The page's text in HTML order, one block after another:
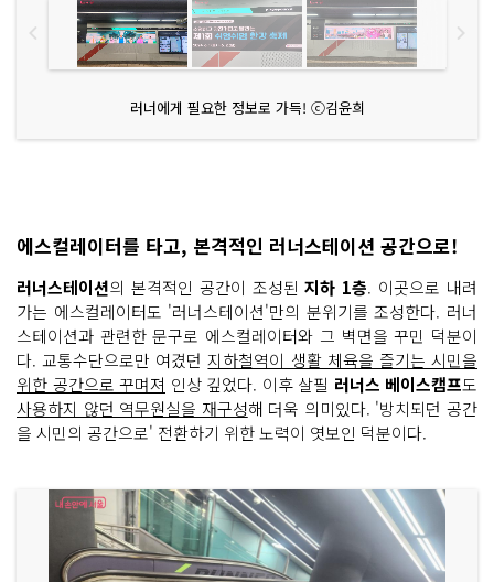
러너에게 필요한 정보로 가득! ⓒ김윤희
에스컬레이터를 타고, 본격적인 러너스테이션 공간으로!
러너스테이션의 본격적인 공간이 조성된지하 1층. 이곳으로 내려
가는 에스컬레이터도 '러너스테이션'만의 분위기를 조성한다. 러너
스테이션과 관련한 문구로 에스컬레이터와 그 벽면을 꾸민 덕분이
다. 교통수단으로만 여겼던지하철역이 생활 체육을 즐기는 시민을
위한 공간으로 꾸며져 인상 깊었다. 이후 살필 러너스 베이스캠프도
사용하지 않던 역무원실을 재구성해 더욱 의미있다. '방치되던 공간
을 시민의 공간으로' 전환하기 위한 노력이 엿보인 덕분이다.